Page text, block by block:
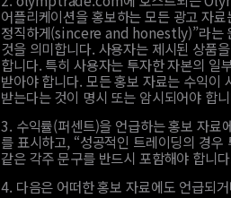
어플리케이션을 홍보하는 모든 광고 자
정직하게(sincere and honestly)”라는
것을 의미합니다. 사용자는 제시된 상품
합니다. 특히 사용자는 투자한 자본의 일
받아야 합니다. 모든 홍보 자료는 수익이
받는다는 것이 명시 또는 암시되어야 합
3. 수익률(퍼센트)을 언급하는 홍보 자료
를 표시하고, “성공적인 트레이딩의 경
같은 각주 문구를 반드시 포함해야 합니
4. 다음은 어떠한 홍보 자료에도 언급되